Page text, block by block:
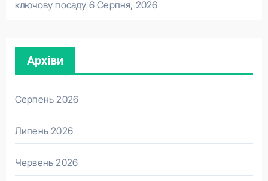
ключову посаду 6 Серпня, 2026
Архіви
Серпень 2026
Липень 2026
Червень 2026